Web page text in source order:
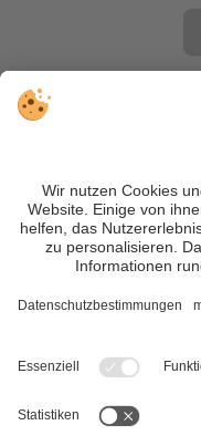
VIVOSüdtirol ist das
besuchen, sondern
tollen
Trotz genauer Arbeit
Informieren Sie